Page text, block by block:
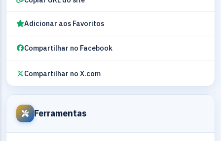
Adicionar aos Favoritos
Compartilhar no Facebook
Compartilhar no X.com
Ferramentas